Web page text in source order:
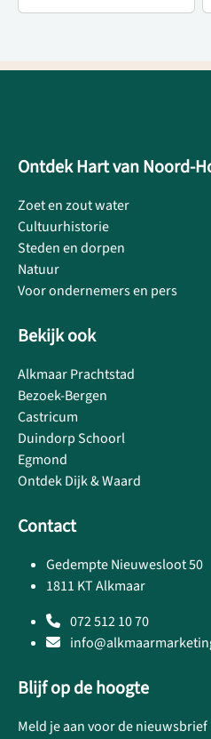
Ontdek Hart van Noord-
Zoet en zout water
Cultuurhistorie
Steden en dorpen
Natuur
Voor ondernemers en pers
Bekijk ook
Alkmaar Prachtstad
Bezoek-Bergen
Castricum
Duindorp Schoorl
Egmond
Ontdek Dijk & Waard
Contact
Gedempte Nieuwesloot 50
1811 KT Alkmaar
072 512 10 70
Blijf op de hoogte
Meld je aan voor de nieuwsbrief